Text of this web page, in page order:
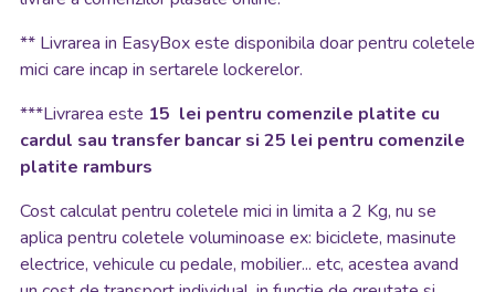
** Livrarea in EasyBox este disponibila doar pentru coletele
mici care incap in sertarele lockerelor.
***Livrarea este 15 lei pentru comenzile platite cu
cardul sau transfer bancar si 25 lei pentru comenzile
platite ramburs
Cost calculat pentru coletele mici in limita a 2 Kg, nu se
aplica pentru coletele voluminoase ex: biciclete, masinute
electrice, vehicule cu pedale, mobilier... etc, acestea avand